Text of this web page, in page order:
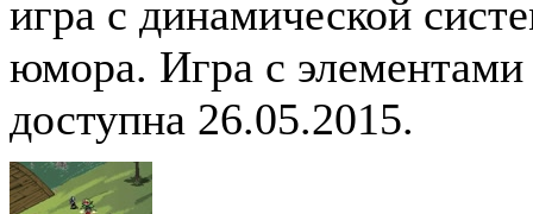
игра с динамической
юмора. Игра с
доступна 26.05.2015.